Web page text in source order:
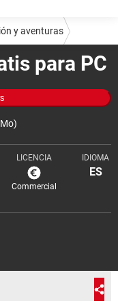
para PC
LICENCIA
Commercial
IDIOMA
ES
y aventuras